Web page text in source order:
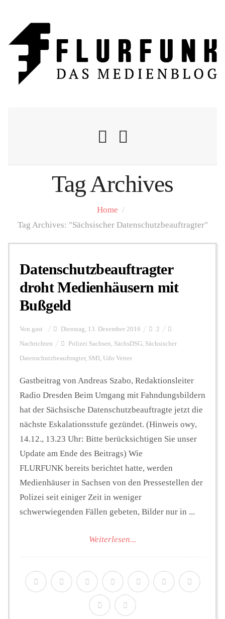
Nachrichten
Flurschelte
Hintergrund
FUNKTURM-Beiträge
Seminare
Unterstützen
Tag Archives
Home /
Tag Archives: "Sächsischer Datenschutzbeauftragter"
Datenschutzbeauftragter
droht Medienhäusern mit
Bußgeld
Von gast Dienstag, 13. Dezember 2016 2
Nachrichten Polizei Sachsen, SächsDSG, Sächsischer
Datenschutzbeauftragter, SMI, Udo Vetter
Gastbeitrag von Andreas Szabo, Redaktionsleiter
Radio Dresden Beim Umgang mit Fahndungsbildern
hat der Sächsische Datenschutzbeauftragte jetzt die
nächste Eskalationsstufe gezündet. (Hinweis owy,
14.12., 13.23 Uhr: Bitte berücksichtigen Sie unser
Update am Ende des Beitrags) Wie
FLURFUNK bereits berichtet hatte, werden
Medienhäuser in Sachsen von den Pressestellen der
Polizei seit einiger Zeit in weniger
schwerwiegenden Fällen gebeten, Bilder nur in ...
Weiterlesen...